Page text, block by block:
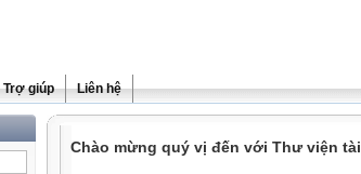
Trợ giúp Liên hệ
Chào mừng quý vị đến với Thư viện